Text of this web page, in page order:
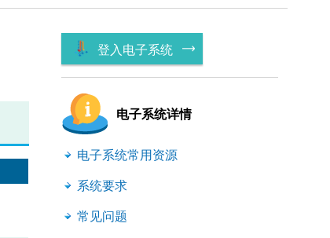
登入电子系统
电子系统详情
电子系统常用资源
系统要求
常见问题